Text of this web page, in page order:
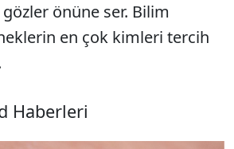
önüne ser. Bilim
en çok kimleri tercih
Haberleri